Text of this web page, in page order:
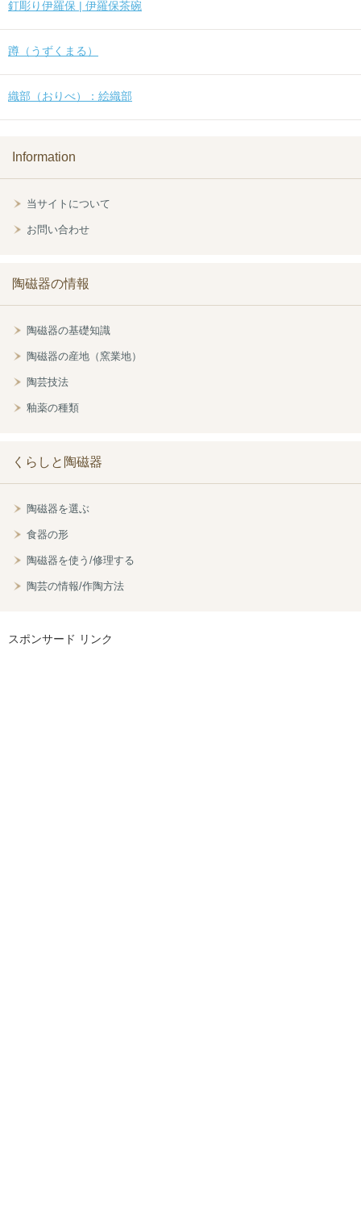
釘彫り伊羅保 | 伊羅保茶碗
蹲（うずくまる）
織部（おりべ）：絵織部
Information
当サイトについて
お問い合わせ
陶磁器の情報
陶磁器の基礎知識
陶磁器の産地（窯業地）
陶芸技法
釉薬の種類
くらしと陶磁器
陶磁器を選ぶ
食器の形
陶磁器を使う/修理する
陶芸の情報/作陶方法
スポンサード リンク